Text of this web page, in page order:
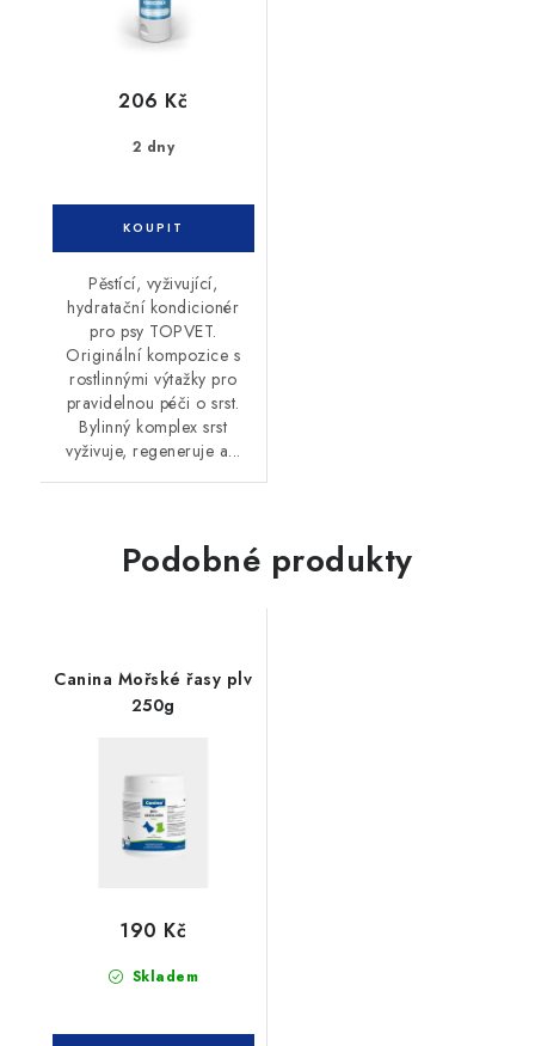
2 dny
206 Kč
Pěstící, vyživující,
hydratační kondicionér
pro psy TOPVET.
Originální kompozice s
rostlinnými výtažky pro
pravidelnou péči o srst.
Bylinný komplex srst
vyživuje, regeneruje a...
Podobné produkty
Canina Mořské řasy plv
250g
Skladem
190 Kč